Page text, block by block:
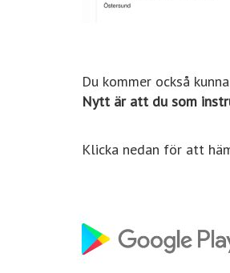
Du kommer också
Nytt är att du som
Klicka nedan för att